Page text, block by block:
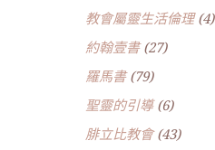
教會屬靈生活倫理(4)
約翰壹書(27)
羅馬書(79)
聖靈的引導(6)
腓立比教會(43)